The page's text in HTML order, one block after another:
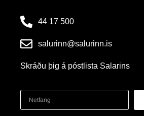
44 17 500
salurinn@salurinn.is
Skráðu þig á póstlista Salarins